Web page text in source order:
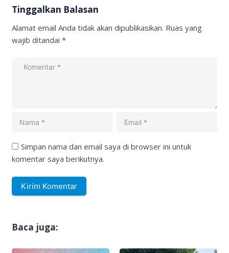
Tinggalkan Balasan
Alamat email Anda tidak akan dipublikasikan. Ruas yang
wajib ditandai *
Simpan nama dan email saya di browser ini untuk
komentar saya berikutnya.
Baca juga: